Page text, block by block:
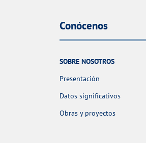
Conócenos
SOBRE NOSOTROS
Presentación
Datos significativos
Obras y proyectos